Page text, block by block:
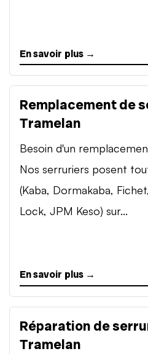
En savoir plus →
Remplacement de
Tramelan
Besoin d'un
Nos serruriers posent
(Kaba, Dormakaba,
Lock, JPM Keso) sur...
En savoir plus →
Réparation de
Tramelan